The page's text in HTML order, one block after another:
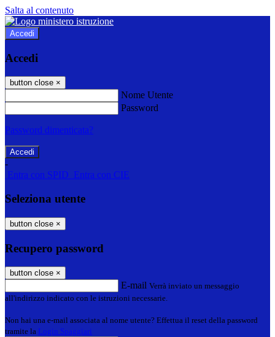
Salta al contenuto
Accedi
Accedi
button close ×
Nome Utente
Password
Password dimenticata?
-
Entra con SPID Entra con CIE
Seleziona utente
button close ×
Recupero password
button close ×
E-mail Verrà inviato un messaggio
all'indirizzo indicato con le istruzioni necessarie.
Non hai una e-mail associata al nome utente? Effettua il reset della password
tramite la Login Spaggiari